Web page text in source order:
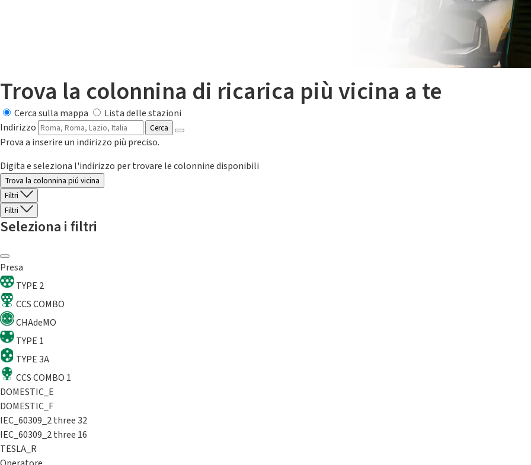
Trova la colonnina di ricarica più vicina a te
Cerca sulla mappa
Lista delle stazioni
Indirizzo
Cerca
Prova a inserire un indirizzo più preciso.
Digita e seleziona l'indirizzo per trovare le colonnine disponibili
Trova la colonnina piú vicina
Filtri
Filtri
Seleziona i filtri
Presa
TYPE 2
CCS COMBO
CHAdeMO
TYPE 1
TYPE 3A
CCS COMBO 1
DOMESTIC_E
DOMESTIC_F
IEC_60309_2 three 32
IEC_60309_2 three 16
TESLA_R